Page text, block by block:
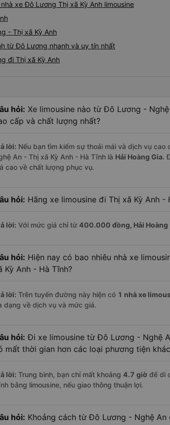
xe Đô Lương Thị xã Kỳ Anh limousine
- Thị xã Kỳ Anh
từ Đô Lương nhanh và uy tín nhất
đi Thị xã Kỳ Anh
hỏi: Xe limousine nào từ Đô Lương -
cấp và chất lượng nhất?
lời: Nếu bạn tìm kiếm sự thoải mái và dịch vụ
An - Thị xã Kỳ Anh - Hà Tĩnh là Hải Hoàng Gia.
cao về chất lượng phục vụ.
hỏi: Hãng xe limousine đi Thị xã Kỳ Anh
lời: Với mức giá chỉ từ400.000 đồng, Hải Hoàng
hỏi: Hiện nay có bao nhiêu nhà xe
Kỳ Anh - Hà Tĩnh?
lời: Trên tuyến đường này hiện có 1 nhà xe
dạng về dịch vụ và mức giá.
hỏi: Đi xe limousine từ Đô Lương - Nghệ
mất thời gian hơn các loại phương tiện
lời: Trung bình, bạn chỉ mất khoảng 4.7 giờ để di
bằng limousine, nếu giao thông thuận lợi.
hỏi: Khoảng cách từ Đô Lương - Nghệ